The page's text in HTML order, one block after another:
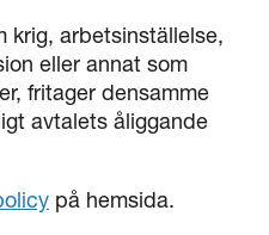
krig, arbetsinställelse,
eller annat som
fritager densamme
avtalets åliggande
på hemsida.